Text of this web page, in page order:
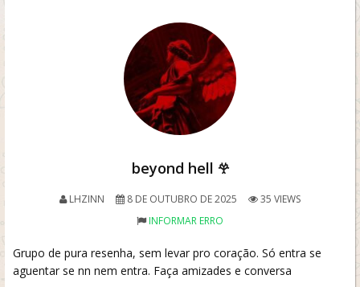
beyond hell 𖣂
LHZINN 8 DE OUTUBRO DE 2025
35 VIEWS
INFORMAR ERRO
Grupo de pura resenha, sem levar pro coração. Só entra se
aguentar se nn nem entra. Faça amizades e conversa